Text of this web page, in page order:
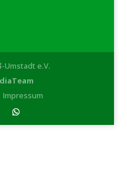
Umstadt e.V.
Impressum